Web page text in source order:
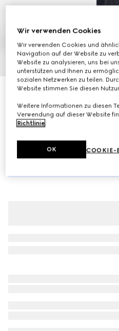
11
Mittelgroße GG Marmont
€ 2.300
VariantenLeder in Rosso Ancora Rot
Wir verwenden Cookies
Wir verwenden Cookies und
Navigation auf der Website zu
Website zu analysieren, uns bei
unterstützen und Ihnen zu
sozialen Netzwerken zu teilen.
Website stimmen Sie diesen
Weitere Informationen zu diesen
Verwendung auf dieser Website
Richtlinie.
COOKIE-
OK